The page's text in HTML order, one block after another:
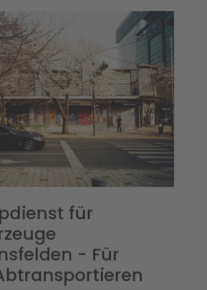
für
- Für